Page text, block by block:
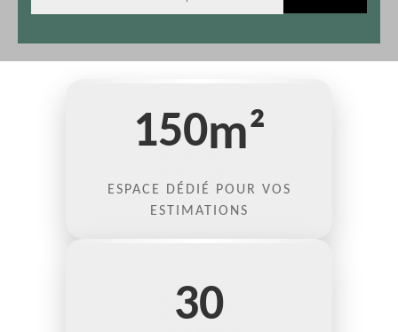
150m²
ESPACE DÉDIÉ POUR VOS
ESTIMATIONS
30